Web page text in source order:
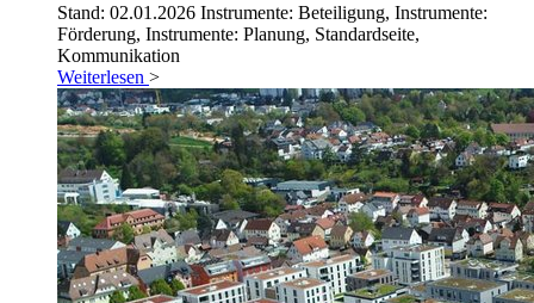
Stand: 02.01.2026 Instrumente: Beteiligung, Instrumente:
Förderung, Instrumente: Planung, Standardseite,
Kommunikation
Weiterlesen >